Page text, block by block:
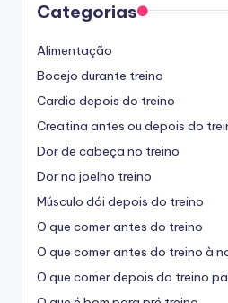
Categorias
Alimentação
Bocejo durante treino
Cardio depois do treino
Creatina antes ou depois do
Dor de cabeça no treino
Dor no joelho treino
Músculo dói depois do treino
O que comer antes do treino
O que comer antes do treino à
O que comer depois do treino